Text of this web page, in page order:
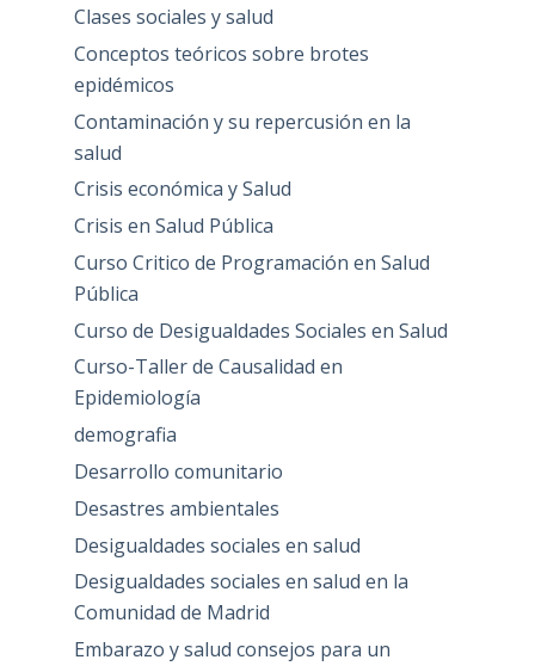
Clases sociales y salud
Conceptos teóricos sobre brotes
epidémicos
Contaminación y su repercusión en la
salud
Crisis económica y Salud
Crisis en Salud Pública
Curso Critico de Programación en Salud
Pública
Curso de Desigualdades Sociales en Salud
Curso-Taller de Causalidad en
Epidemiología
demografia
Desarrollo comunitario
Desastres ambientales
Desigualdades sociales en salud
Desigualdades sociales en salud en la
Comunidad de Madrid
Embarazo y salud consejos para un